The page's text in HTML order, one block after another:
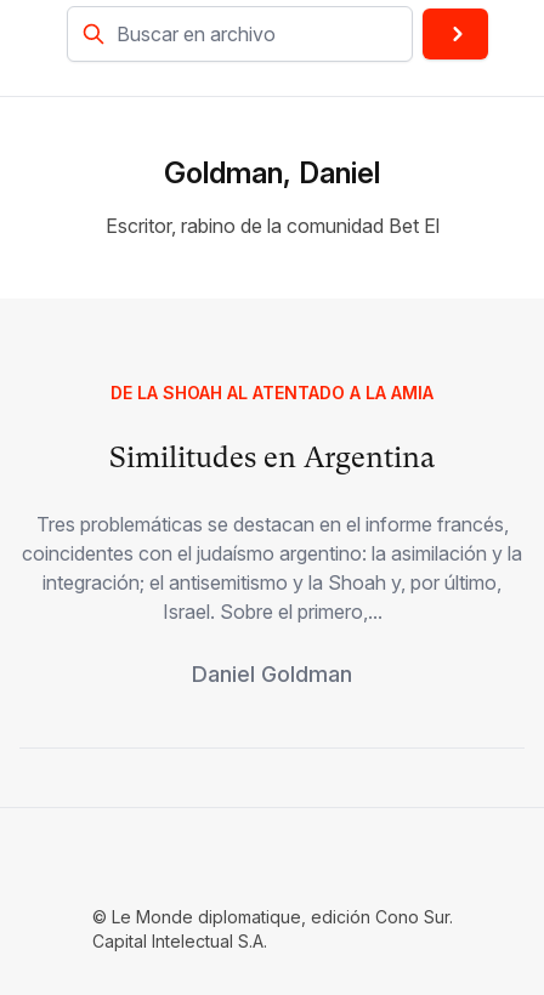
Goldman, Daniel
Escritor, rabino de la comunidad Bet El
DE LA SHOAH AL ATENTADO A LA AMIA
Similitudes en Argentina
Tres problemáticas se destacan en el informe francés,
coincidentes con el judaísmo argentino: la asimilación y la
integración; el antisemitismo y la Shoah y, por último,
Israel. Sobre el primero,...
Daniel Goldman
© Le Monde diplomatique, edición Cono Sur.
Capital Intelectual S.A.